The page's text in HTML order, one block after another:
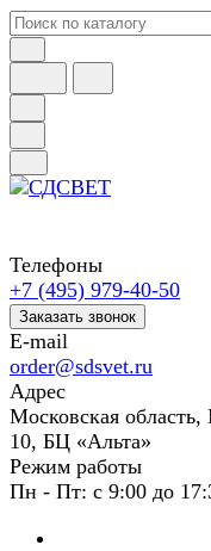
Телефоны
+7 (495) 979-40-50
Заказать звонок
E-mail
order@sdsvet.ru
Адрес
Московская
10, БЦ «Альта»
Режим работы
Пн - Пт: с 9:00 до